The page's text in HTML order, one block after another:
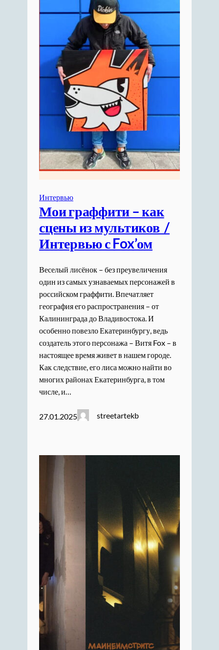
Интервью
Мои граффити – как
сцены из мультиков /
Интервью с Fox’ом
Веселый лисёнок – без преувеличения
один из самых узнаваемых персонажей в
российском граффити. Впечатляет
география его распространения – от
Калининграда до Владивостока. И
особенно повезло Екатеринбургу, ведь
создатель этого персонажа – Витя Fox – в
настоящее время живет в нашем городе.
Как следствие, его лиса можно найти во
многих районах Екатеринбурга, в том
числе, и…
27.01.2025 streetartekb